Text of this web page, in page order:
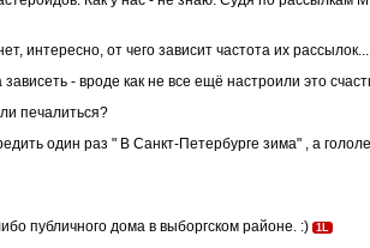
интересно, от чего зависит частота их рассылок...
- вроде как не все ещё настроили это
печалиться?
один раз " В Санкт-Петербурге зима" , а
публичного дома в выборгском районе. :) 1L